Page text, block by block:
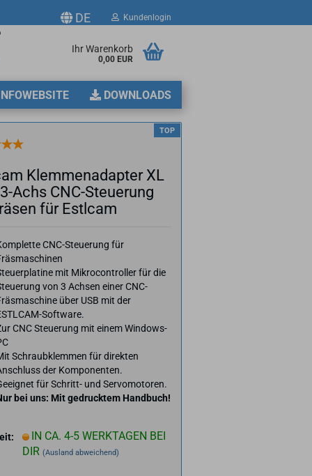
DE Kundenlogin
Ihr Warenkorb
0,00 EUR
DOWNLOADS
TOP
Klem­men­ad­ap­ter XL
​Achs CNC-​Steuerung
für Estl­cam
CNC-Steuerung für
mit Mikrocontroller für die
von 3 Achsen einer CNC-
über USB mit der
Software.
CNC Steuerung mit einem Windows-
Schraubklemmen für direkten
der Komponenten.
für Schritt- und Servomotoren.
bei uns: Mit gedrucktem Handbuch!
IN CA. 4-5 WERKTAGEN BEI
DIR (Ausland abweichend)